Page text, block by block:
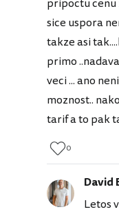
pripoctu
sice uspora
takze asi
primo
veci ... ano
moznost..
tarif a to pak
0
David
Letos